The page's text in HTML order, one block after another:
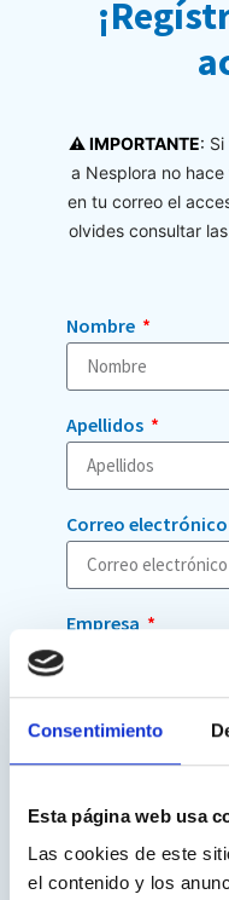
Consentimiento
Esta página web usa
Las cookies de este
el contenido y los
¡
⚠ IMPORTANTE:
a Nesplora no
en tu correo el
olvides consultar
Nombre
Apellidos
Correo electrónico
Empresa
Telefono
País